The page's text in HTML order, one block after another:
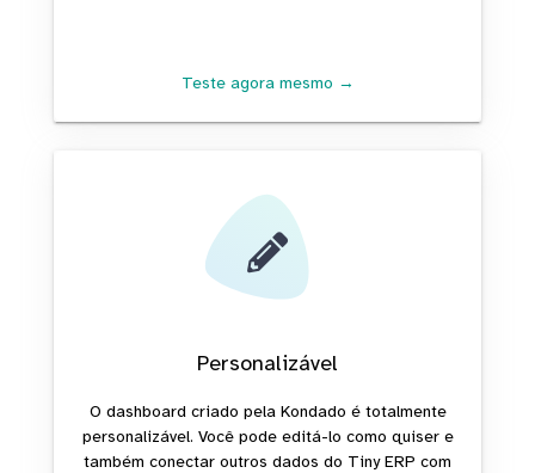
Teste agora mesmo →
Personalizável
O dashboard criado pela Kondado é totalmente
personalizável. Você pode editá-lo como quiser e
também conectar outros dados do Tiny ERP com